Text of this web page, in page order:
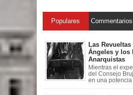
Populares Commentarios
Las
Ángeles y los
Anarquistas
Mientras el
del Consejo
en una potencia